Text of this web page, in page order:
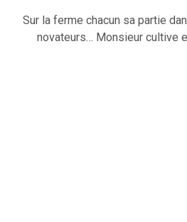
Sur la ferme chacun sa partie
novateurs… Monsieur cultive